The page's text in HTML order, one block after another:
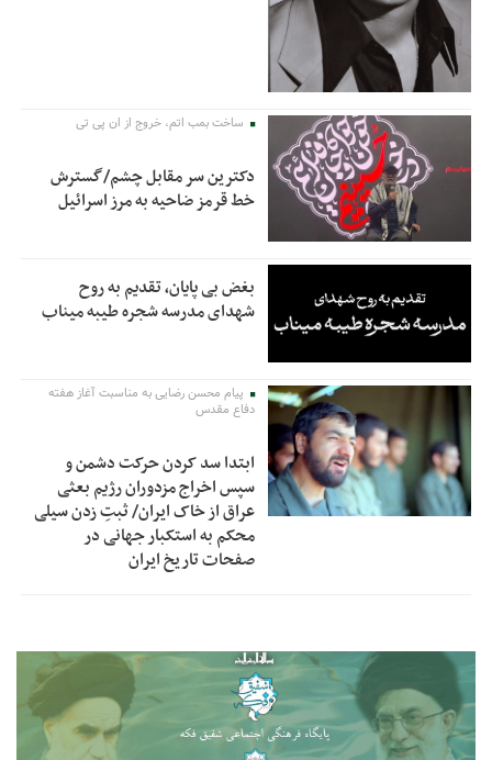
ساخت بمب اتم، خروج از ان پی تی
دکترین سر مقابل چشم/گسترش
خط قرمز ضاحیه به مرز اسرائیل
بغض بی پایان، تقدیم به روح
شهدای مدرسه شجره طیبه میناب
پیام محسن رضایی به مناسبت آغاز هفته
دفاع مقدس
ابتدا سد کردن حرکت دشمن و
سپس اخراج مزدوران رژیم بعثی
عراق از خاک ایران/ ثبتِ زدن سیلی
محکم به استکبار جهانی در
صفحات تاریخ ایران